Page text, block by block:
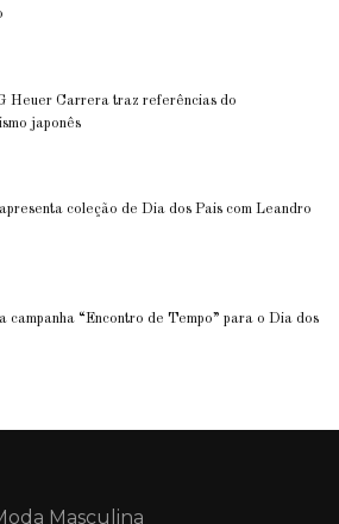
Heuer Carrera traz referências do
japonês
coleção de Dia dos Pais com Leandro
campanha “Encontro de Tempo” para o Dia dos
Masculina